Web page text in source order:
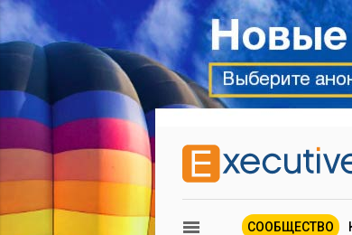
СООБЩЕСТВО